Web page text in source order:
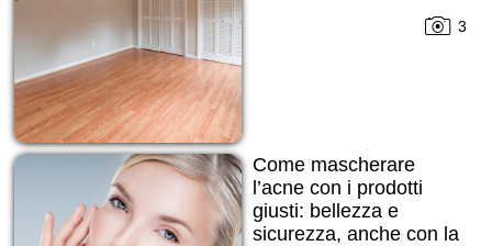
3
Come mascherare
l’acne con i prodotti
giusti: bellezza e
sicurezza, anche con la